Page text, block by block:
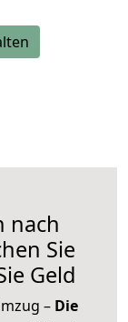
nach
Sie
Geld
– Die